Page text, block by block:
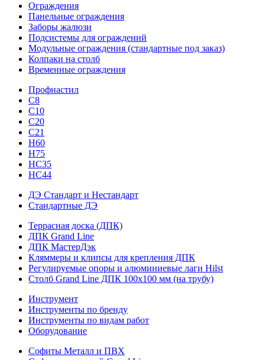
Ограждения
Панельные ограждения
Заборы жалюзи
Подсистемы для ограждений
Модульные ограждения (стандартные под заказ)
Колпаки на столб
Временные ограждения
Профнастил
С8
С10
С20
С21
H60
H75
HС35
НС44
ДЭ Стандарт и Нестандарт
Стандартные ДЭ
Террасная доска (ДПК)
ДПК Grand Line
ДПК МастерДэк
Кляммеры и клипсы для крепления ДПК
Регулируемые опоры и алюминиевые лаги Hilst
Столб Grand Line ДПК 100х100 мм (на трубу)
Инструмент
Инструменты по бренду
Инструменты по видам работ
Оборудование
Софиты Металл и ПВХ